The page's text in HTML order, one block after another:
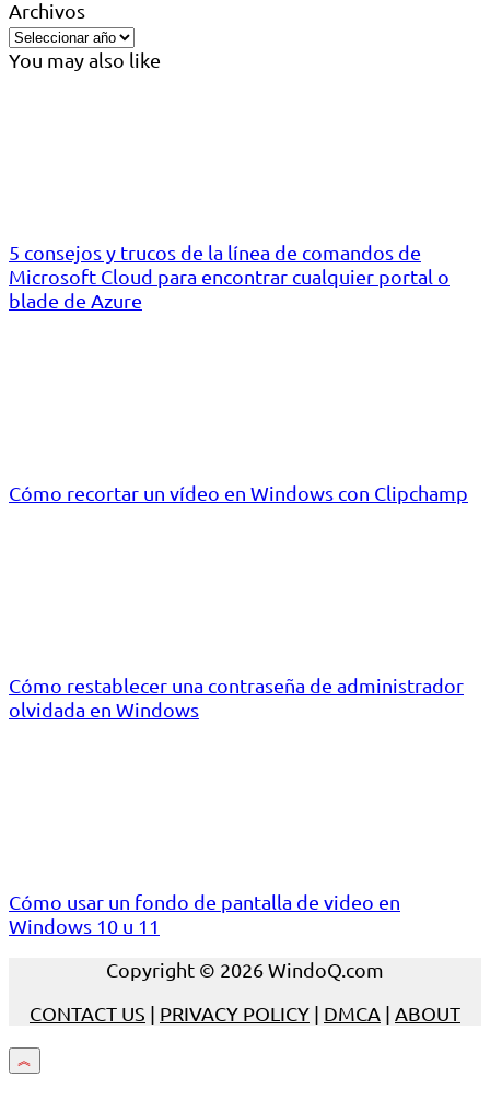
Archivos
You may also like
5 consejos y trucos de la línea de comandos de
Microsoft Cloud para encontrar cualquier portal o
blade de Azure
Cómo recortar un vídeo en Windows con Clipchamp
Cómo restablecer una contraseña de administrador
olvidada en Windows
Cómo usar un fondo de pantalla de video en
Windows 10 u 11
Copyright © 2026 WindoQ.com
CONTACT US | PRIVACY POLICY | DMCA | ABOUT